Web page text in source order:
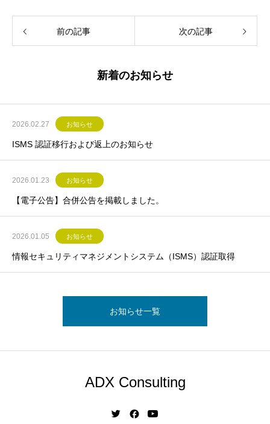
前の記事 次の記事
新着のお知らせ
2026.02.27 お知らせ
ISMS 認証移行および返上のお知らせ
2026.01.23 お知らせ
【電子公告】合併公告を掲載しました。
2026.01.05 お知らせ
情報セキュリティマネジメントシステム（ISMS）認証取得
お知らせ一覧
ADX Consulting